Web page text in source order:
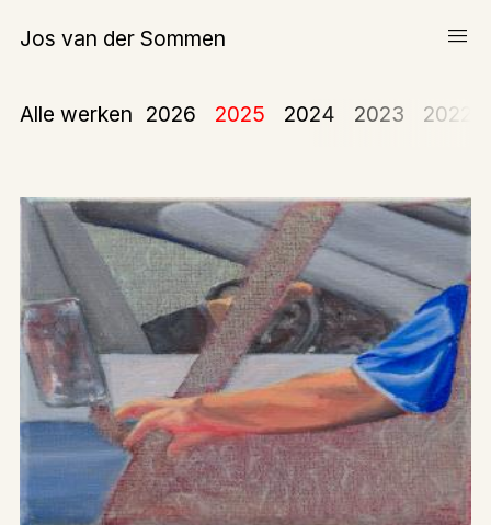
Jos van der Sommen menu
Alle werken 2026 2025 2024 2023 2022
Schilderijen
Over Jos van der Sommen
Teksten expand_more
Tentoonstellingen
Publicaties